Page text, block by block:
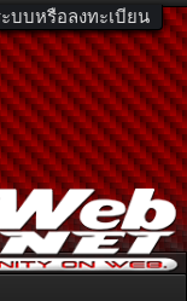
ะบบหรือลงทะเบียน